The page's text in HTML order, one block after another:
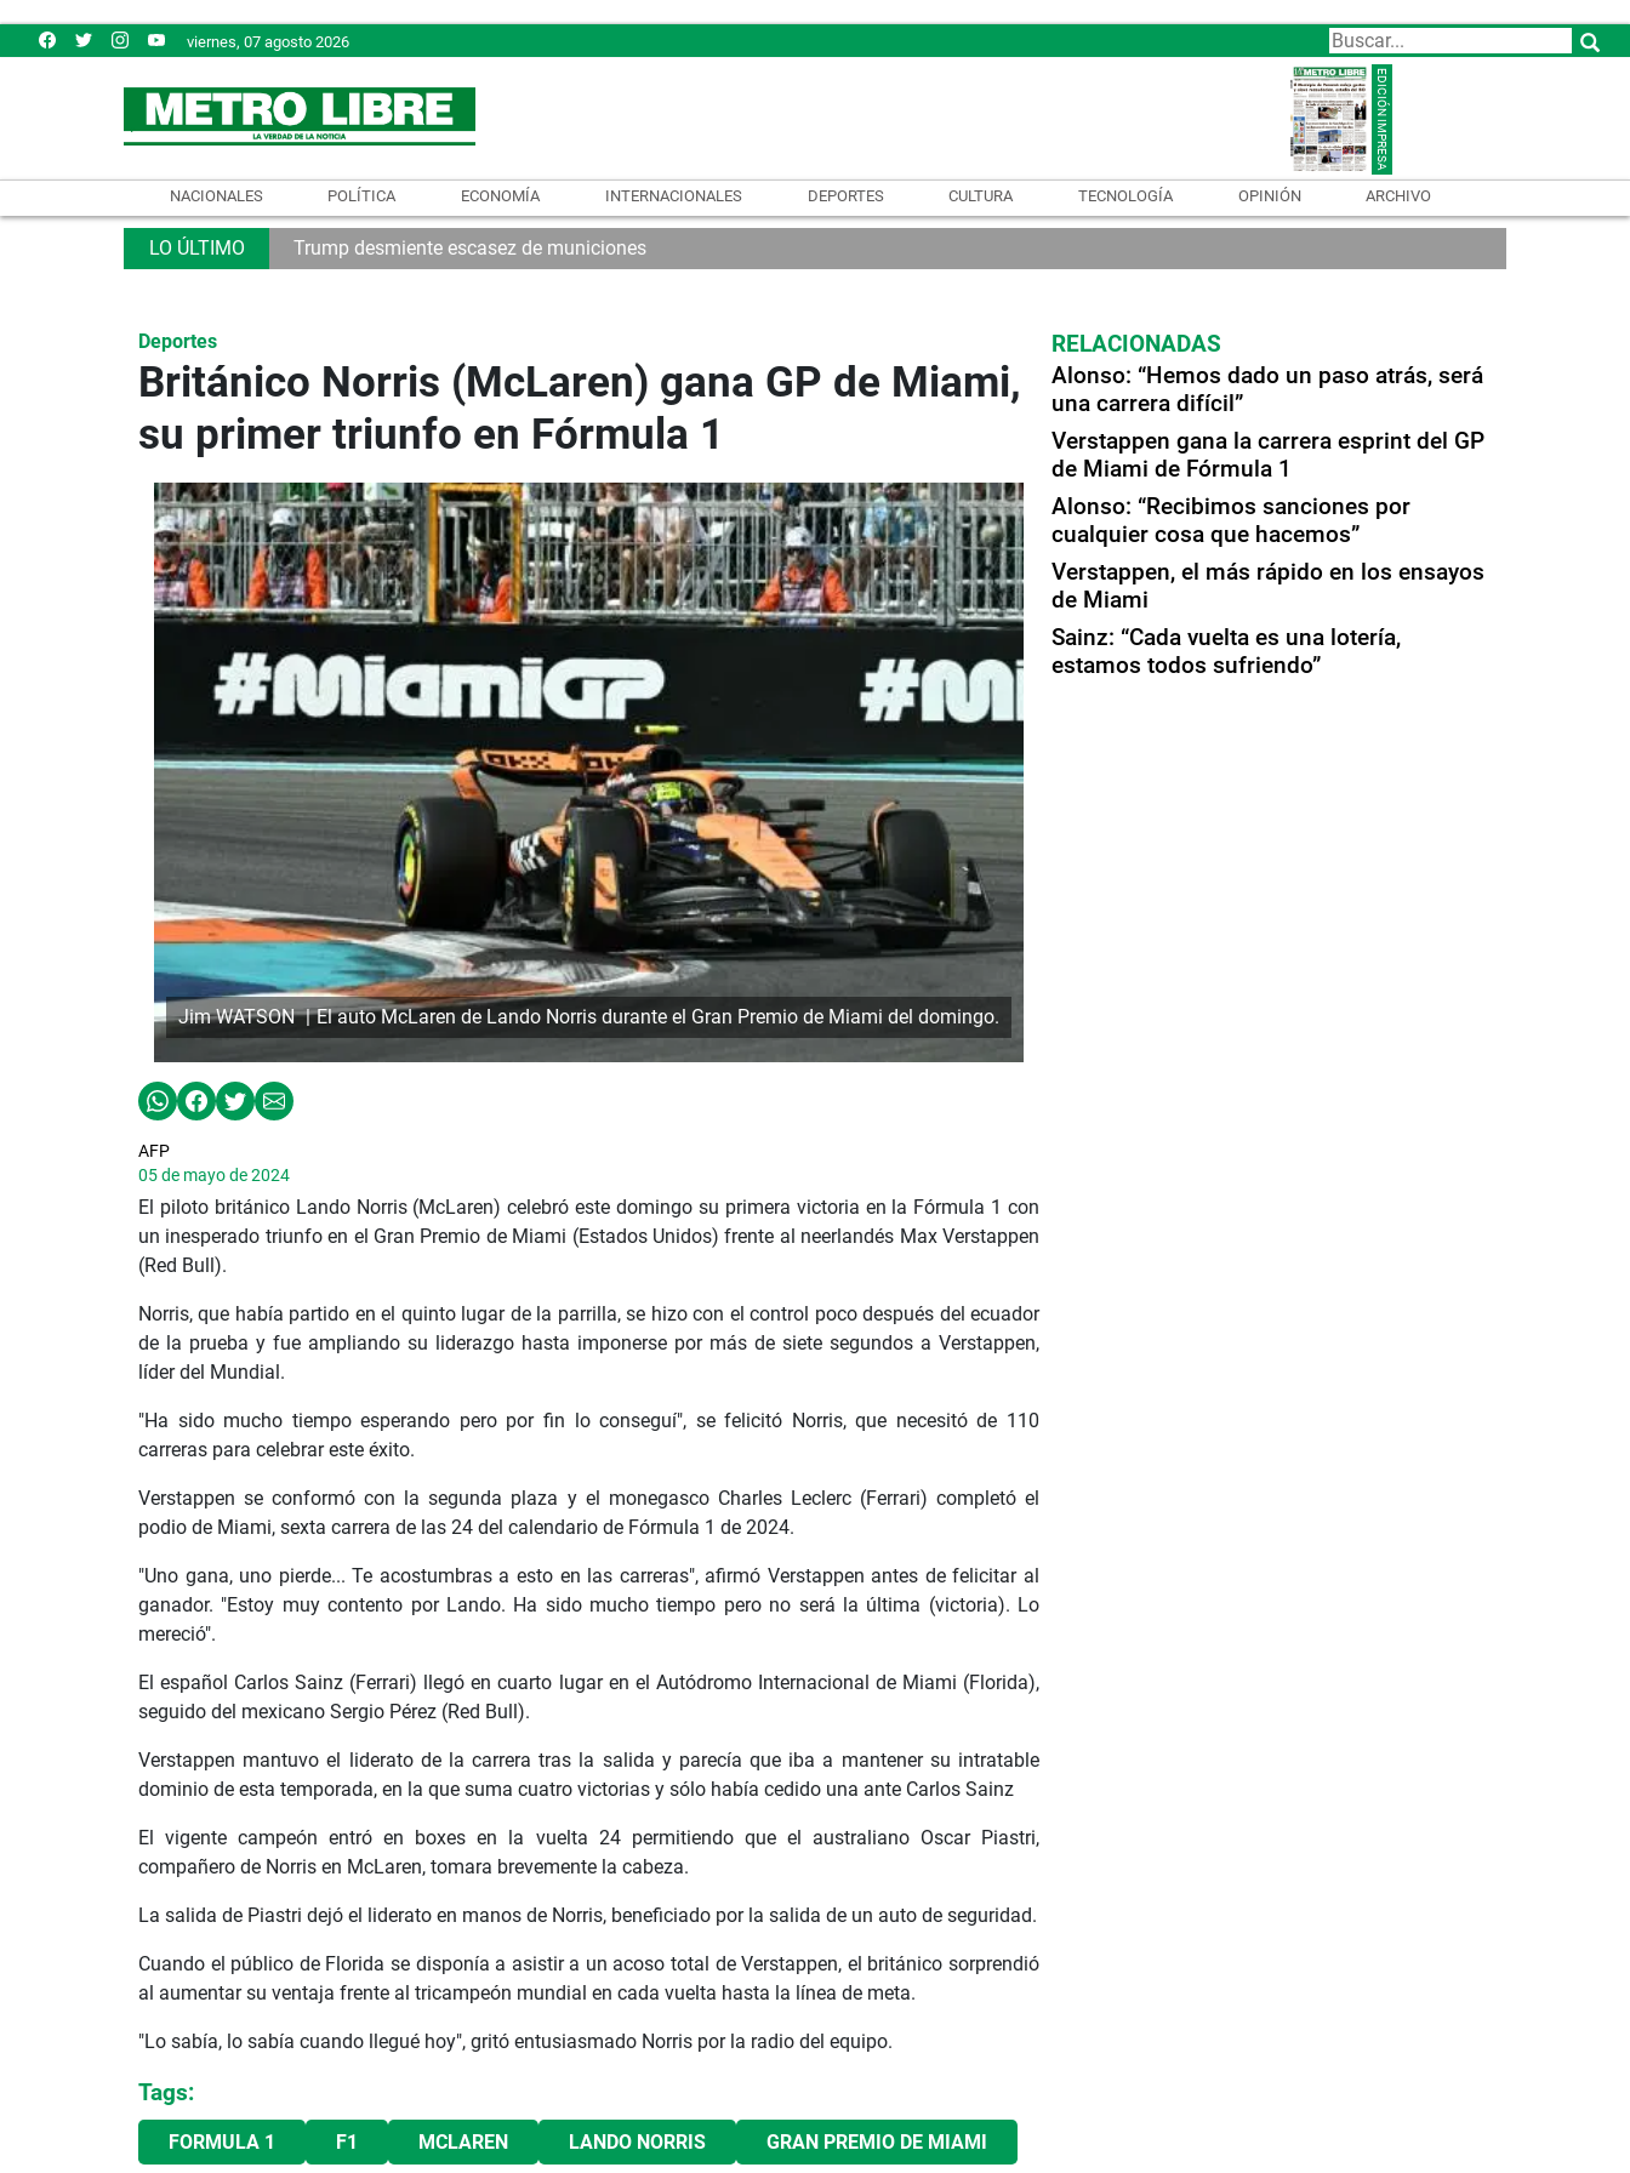
viernes, 07 agosto 2026
NACIONALES POLÍTICA ECONOMÍA INTERNACIONALES DEPORTES CULTURA TECNOLOGÍA OPINIÓN ARCHIVO
Trump desmiente escasez de municiones
Deportes
Británico Norris (McLaren) gana GP de Miami,
su primer triunfo en Fórmula 1
El auto McLaren de Lando Norris durante el Gran Premio de Miami del domingo.
Jim WATSON
AFP
05 de mayo de 2024
El piloto británico Lando Norris (McLaren) celebró este domingo su primera victoria en la Fórmula 1 con
un inesperado triunfo en el Gran Premio de Miami (Estados Unidos) frente al neerlandés Max Verstappen
(Red Bull).
Norris, que había partido en el quinto lugar de la parrilla, se hizo con el control poco después del ecuador
de la prueba y fue ampliando su liderazgo hasta imponerse por más de siete segundos a Verstappen,
líder del Mundial.
"Ha sido mucho tiempo esperando pero por fin lo conseguí", se felicitó Norris, que necesitó de 110
carreras para celebrar este éxito.
Verstappen se conformó con la segunda plaza y el monegasco Charles Leclerc (Ferrari) completó el
podio de Miami, sexta carrera de las 24 del calendario de Fórmula 1 de 2024.
"Uno gana, uno pierde... Te acostumbras a esto en las carreras", afirmó Verstappen antes de felicitar al
ganador. "Estoy muy contento por Lando. Ha sido mucho tiempo pero no será la última (victoria). Lo
mereció".
El español Carlos Sainz (Ferrari) llegó en cuarto lugar en el Autódromo Internacional de Miami (Florida),
seguido del mexicano Sergio Pérez (Red Bull).
Verstappen mantuvo el liderato de la carrera tras la salida y parecía que iba a mantener su intratable
dominio de esta temporada, en la que suma cuatro victorias y sólo había cedido una ante Carlos Sainz
El vigente campeón entró en boxes en la vuelta 24 permitiendo que el australiano Oscar Piastri,
compañero de Norris en McLaren, tomara brevemente la cabeza.
La salida de Piastri dejó el liderato en manos de Norris, beneficiado por la salida de un auto de seguridad.
Cuando el público de Florida se disponía a asistir a un acoso total de Verstappen, el británico sorprendió
al aumentar su ventaja frente al tricampeón mundial en cada vuelta hasta la línea de meta.
"Lo sabía, lo sabía cuando llegué hoy", gritó entusiasmado Norris por la radio del equipo.
Tags:
FORMULA 1 F1 MCLAREN LANDO NORRIS GRAN PREMIO DE MIAMI
RELACIONADAS
Alonso: “Hemos dado un paso atrás, será
una carrera difícil”
Verstappen gana la carrera esprint del GP
de Miami de Fórmula 1
Alonso: “Recibimos sanciones por
cualquier cosa que hacemos”
Verstappen, el más rápido en los ensayos
de Miami
Sainz: “Cada vuelta es una lotería,
estamos todos sufriendo”